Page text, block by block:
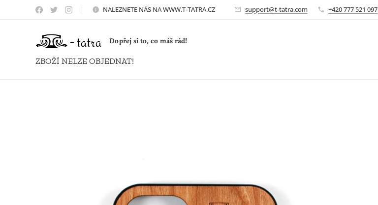
NALEZNETE NÁS NA WWW.T-TATRA.CZ 🚀 support@t-tatra.com +420 777 521 097
Dopřej si to, co máš rád!
ZBOŽÍ NELZE OBJEDNAT!